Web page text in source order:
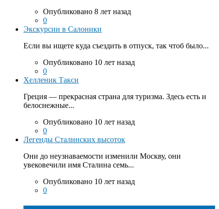
Опубликовано 8 лет назад
0
Экскурсии в Салоники
Если вы ищете куда съездить в отпуск, так чтоб было...
Опубликовано 10 лет назад
0
Хелленик Такси
Греция — прекрасная страна для туризма. Здесь есть и
белоснежные...
Опубликовано 10 лет назад
0
Легенды Сталинских высоток
Они до неузнаваемости изменили Москву, они
увековечили имя Сталина семь...
Опубликовано 10 лет назад
0